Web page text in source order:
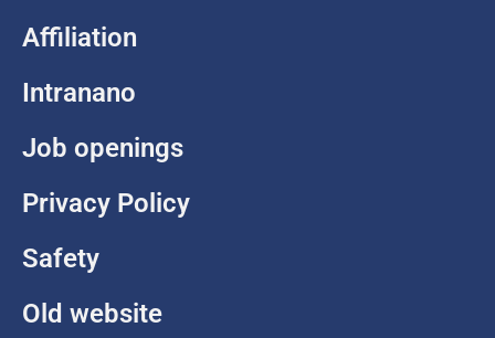
Affiliation
Intranano
Job openings
Privacy Policy
Safety
Old website